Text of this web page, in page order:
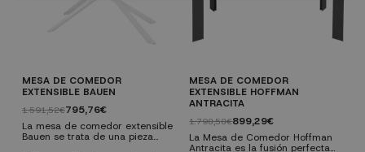
MESA DE COMEDOR
EXTENSIBLE BAUEN
1.591,52€795,76€
La mesa de comedor extensible
Bauen se trata de una pieza
MESA DE COMEDOR
EXTENSIBLE HOFFMAN
ANTRACITA
1.798,58€899,29€
La Mesa de Comedor Hoffman
Antracita es la fusión perfecta